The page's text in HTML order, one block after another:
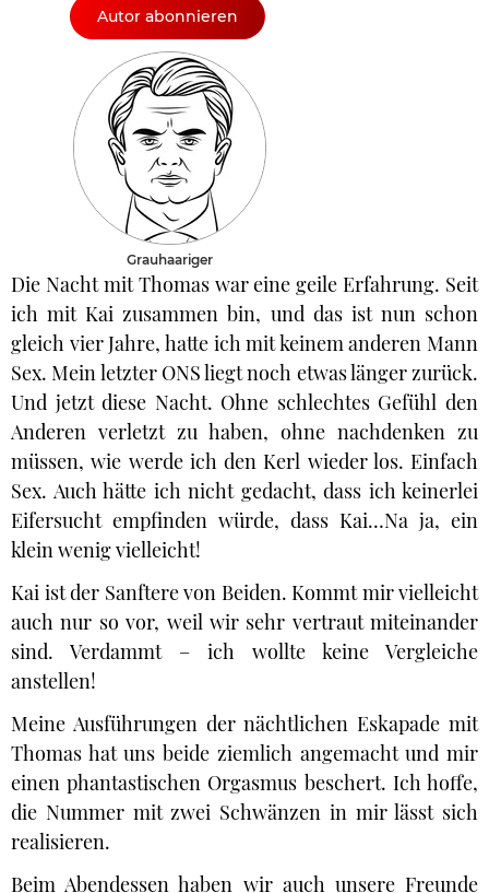
Autor abonnieren
Grauhaariger
Die Nacht mit Thomas war eine geile Erfahrung. Seit
ich mit Kai zusammen bin, und das ist nun schon
gleich vier Jahre, hatte ich mit keinem anderen Mann
Sex. Mein letzter ONS liegt noch etwas länger zurück.
Und jetzt diese Nacht. Ohne schlechtes Gefühl den
Anderen verletzt zu haben, ohne nachdenken zu
müssen, wie werde ich den Kerl wieder los. Einfach
Sex. Auch hätte ich nicht gedacht, dass ich keinerlei
Eifersucht empfinden würde, dass Kai…Na ja, ein
klein wenig vielleicht!
Kai ist der Sanftere von Beiden. Kommt mir vielleicht
auch nur so vor, weil wir sehr vertraut miteinander
sind. Verdammt – ich wollte keine Vergleiche
anstellen!
Meine Ausführungen der nächtlichen Eskapade mit
Thomas hat uns beide ziemlich angemacht und mir
einen phantastischen Orgasmus beschert. Ich hoffe,
die Nummer mit zwei Schwänzen in mir lässt sich
realisieren.
Beim Abendessen haben wir auch unsere Freunde